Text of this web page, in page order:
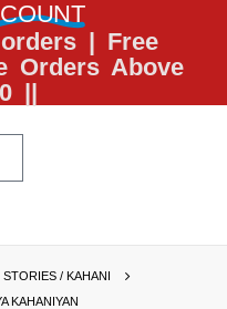
| Free
Orders Above
||
STORIES / KAHANI
KAHANIYAN